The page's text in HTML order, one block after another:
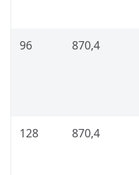
96 870,4
128 870,4